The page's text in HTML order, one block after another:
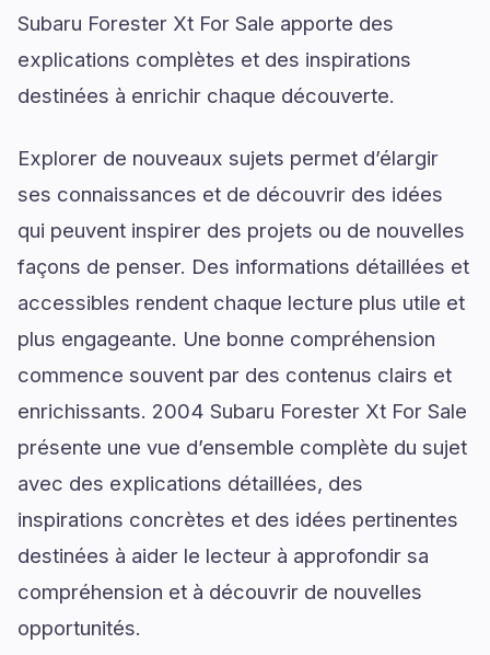
Subaru Forester Xt For Sale apporte des
explications complètes et des inspirations
destinées à enrichir chaque découverte.
Explorer de nouveaux sujets permet d’élargir
ses connaissances et de découvrir des idées
qui peuvent inspirer des projets ou de nouvelles
façons de penser. Des informations détaillées et
accessibles rendent chaque lecture plus utile et
plus engageante. Une bonne compréhension
commence souvent par des contenus clairs et
enrichissants. 2004 Subaru Forester Xt For Sale
présente une vue d’ensemble complète du sujet
avec des explications détaillées, des
inspirations concrètes et des idées pertinentes
destinées à aider le lecteur à approfondir sa
compréhension et à découvrir de nouvelles
opportunités.